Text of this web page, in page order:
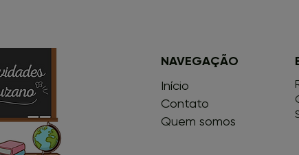
NAVEGAÇÃO
Início
Contato
Quem somos